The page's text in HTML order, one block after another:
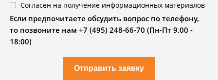
Согласен на получение информационных материалов
Если предпочитаете обсудить вопрос по телефону,
то позвоните нам +7 (495) 248-66-70 (Пн-Пт 9.00 -
18:00)
Отправить заявку